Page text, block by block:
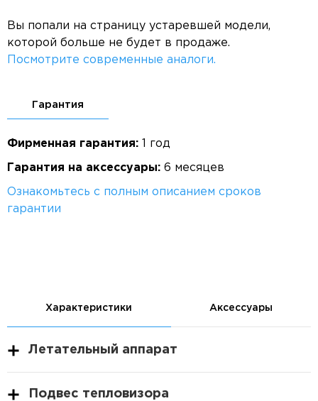
Вы попали на страницу устаревшей модели,
которой больше не будет в продаже.
Посмотрите современные аналоги.
Гарантия
Фирменная гарантия: 1 год
Гарантия на аксессуары: 6 месяцев
Ознакомьтесь с полным описанием сроков
гарантии
Характеристики Аксессуары
Летательный аппарат
Подвес тепловизора